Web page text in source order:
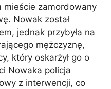
mieście zamordowany
Nowak został
jednak przybyła na
mężczyznę,
który oskarżył go o
Nowaka policja
z interwencji, co